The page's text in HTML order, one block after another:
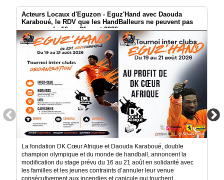
Gazette
Vidéos
Prémium
Inscription
annuaire
Acteurs Locaux d'Eguzon - Eguz'Hand avec Daouda
Karaboué, le RDV que les HandBalleurs ne peuvent pas
manquer du 16 au 21 aout 2026
La fondation DK Cœur Afrique et Daouda Karaboué, double
champion olympique et du monde de handball, annoncent la
modification du stage prévu du 16 au 21 août en solidarité avec
les familles et les jeunes contraints d’annuler leur venue